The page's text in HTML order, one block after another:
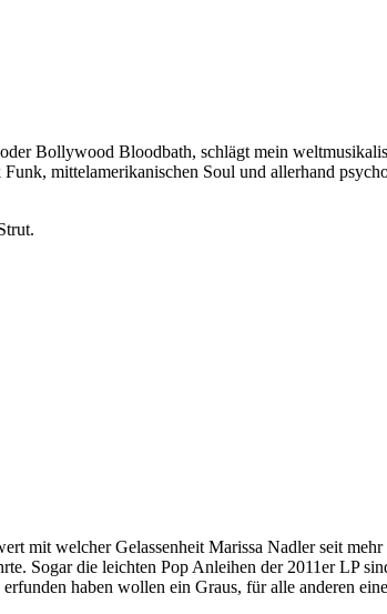
Bollywood Bloodbath, schlägt mein
mittelamerikanischen Soul und allerhand
mit welcher Gelassenheit Marissa Nadler seit
Sogar die leichten Pop Anleihen der 2011er LP
haben wollen ein Graus, für alle anderen